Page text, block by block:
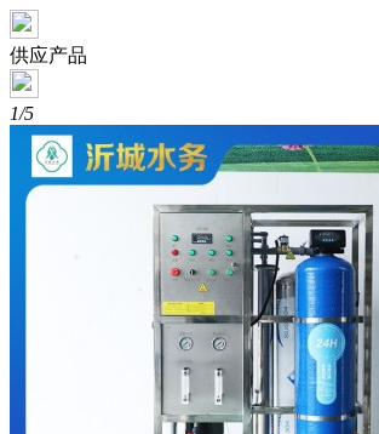
供应产品
1/5